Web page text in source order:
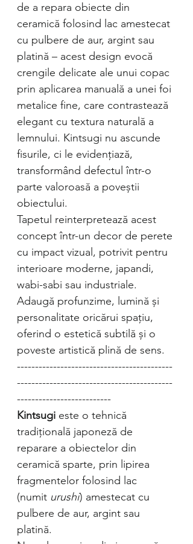
de a repara obiecte din
ceramică folosind lac amestecat
cu pulbere de aur, argint sau
platină – acest design evocă
crengile delicate ale unui copac
prin aplicarea manuală a unei foi
metalice fine, care contrastează
elegant cu textura naturală a
lemnului. Kintsugi nu ascunde
fisurile, ci le evidențiază,
transformând defectul într-o
parte valoroasă a poveștii
obiectului.
Tapetul reinterpretează acest
concept într-un decor de perete
cu impact vizual, potrivit pentru
interioare moderne, japandi,
wabi-sabi sau industriale.
Adaugă profunzime, lumină și
personalitate oricărui spațiu,
oferind o estetică subtilă și o
poveste artistică plină de sens.
-------------------------------------------
-------------------------------------------
--------------------------
Kintsugi este o tehnică
tradițională japoneză de
reparare a obiectelor din
ceramică sparte, prin lipirea
fragmentelor folosind lac
(numit urushi) amestecat cu
pulbere de aur, argint sau
platină.